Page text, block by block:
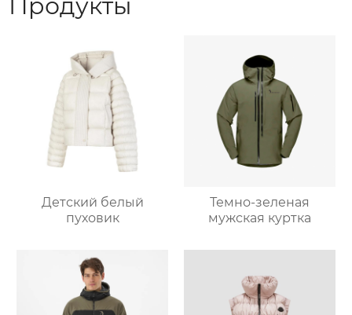
Продукты
Детский белый
пуховик
Темно-зеленая
мужская куртка